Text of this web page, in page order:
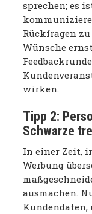
sprechen; es
Rückfragen
Wünsche
wirken.
Tipp 2:
Schwarze
In einer Zeit,
Werbung
ausmachen.
Kundendaten,